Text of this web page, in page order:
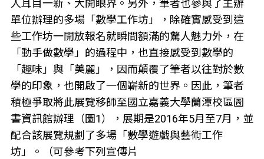
人耳目一新、大開眼界。另外，筆者也參與了主辦
單位辦理的多場「數學工作坊」，除確實感受到這
些工作坊一開放報名就瞬間額滿的驚人魅力外，在
「動手做數學」的過程中，也直接感受到數學的
「趣味」與「美麗」，因而顛覆了筆者以往對於數
學的印象，也開啟了一個嶄新的世界。因此，筆者
積極爭取將此展覽移師至國立嘉義大學蘭潭校區圖
書資訊館辦理（圖1），展期是2016年5月至7月，並
配合該展覽規劃了多場「數學遊戲與藝術工作
坊」。（可參考下列宣傳片